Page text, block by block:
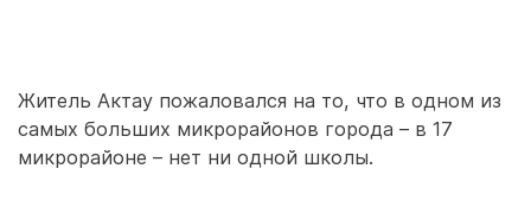
Житель Актау пожаловался на то, что в одном из
самых больших микрорайонов города – в 17
микрорайоне – нет ни одной школы.